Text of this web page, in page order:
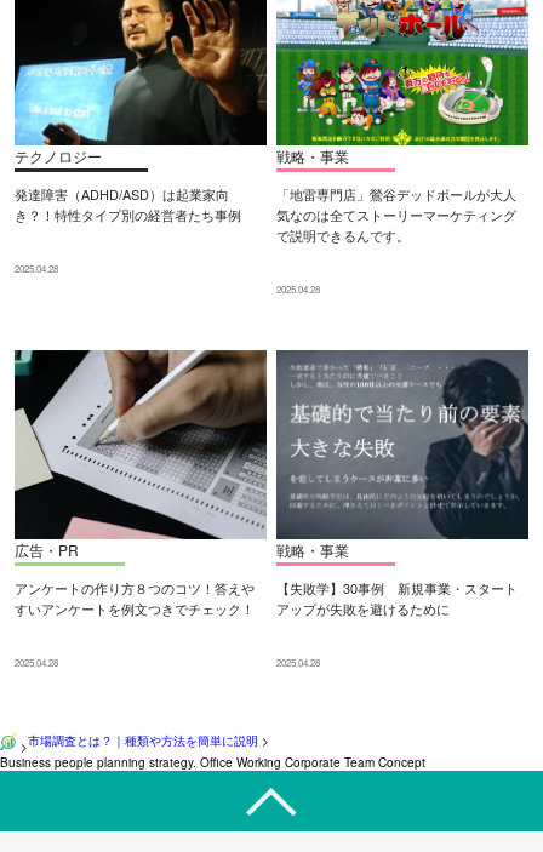
テクノロジー
発達障害（ADHD/ASD）は起業家向
き？！特性タイプ別の経営者たち事例
2025.04.28
戦略・事業
「地雷専門店」鶯谷デッドボールが大人
気なのは全てストーリーマーケティング
で説明できるんです。
2025.04.28
広告・PR
アンケートの作り方８つのコツ！答えや
すいアンケートを例文つきでチェック！
2025.04.28
戦略・事業
【失敗学】30事例 新規事業・スタート
アップが失敗を避けるために
2025.04.28
>市場調査とは？｜種類や方法を簡単に説明 >
Business people planning strategy. Office Working Corporate Team Concept